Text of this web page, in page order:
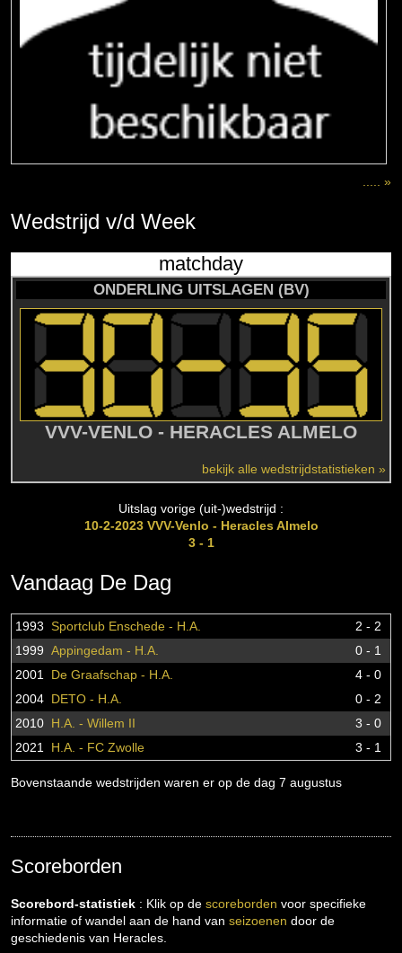
..... »
Wedstrijd v/d Week
matchday
ONDERLING UITSLAGEN (BV)
VVV-VENLO - HERACLES ALMELO
bekijk alle wedstrijdstatistieken »
Uitslag vorige (uit-)wedstrijd :
10-2-2023 VVV-Venlo - Heracles Almelo
3 - 1
Vandaag De Dag
1993 Sportclub Enschede - H.A.
2 - 2
1999 Appingedam - H.A.
0 - 1
2001 De Graafschap - H.A.
4 - 0
2004 DETO - H.A.
0 - 2
2010 H.A. - Willem II
3 - 0
2021 H.A. - FC Zwolle 3 - 1
Bovenstaande wedstrijden waren er op de dag 7 augustus
Scoreborden
Scorebord-statistiek : Klik op de scoreborden voor specifieke
informatie of wandel aan de hand van seizoenen door de
geschiedenis van Heracles.